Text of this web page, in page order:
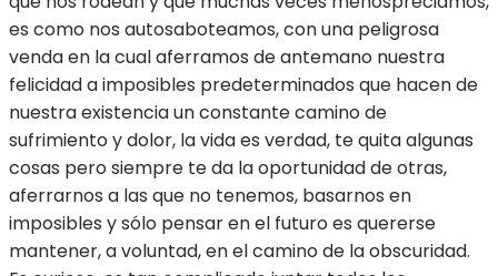
es como nos autosaboteamos, con una peligrosa
venda en la cual aferramos de antemano nuestra
felicidad a imposibles predeterminados que hacen de
nuestra existencia un constante camino de
sufrimiento y dolor, la vida es verdad, te quita algunas
cosas pero siempre te da la oportunidad de otras,
aferrarnos a las que no tenemos, basarnos en
imposibles y sólo pensar en el futuro es quererse
mantener, a voluntad, en el camino de la obscuridad.